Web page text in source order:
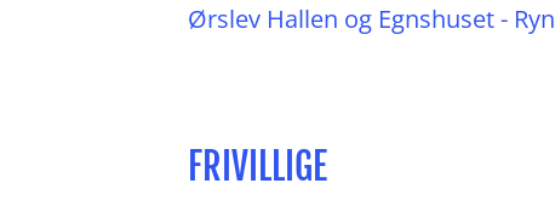
Ørslev Hallen og Egnshuset -
FRIVILLIGE